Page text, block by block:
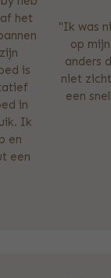
het
is
in
Ik
en
een
"Ik was
op
anders
niet
een